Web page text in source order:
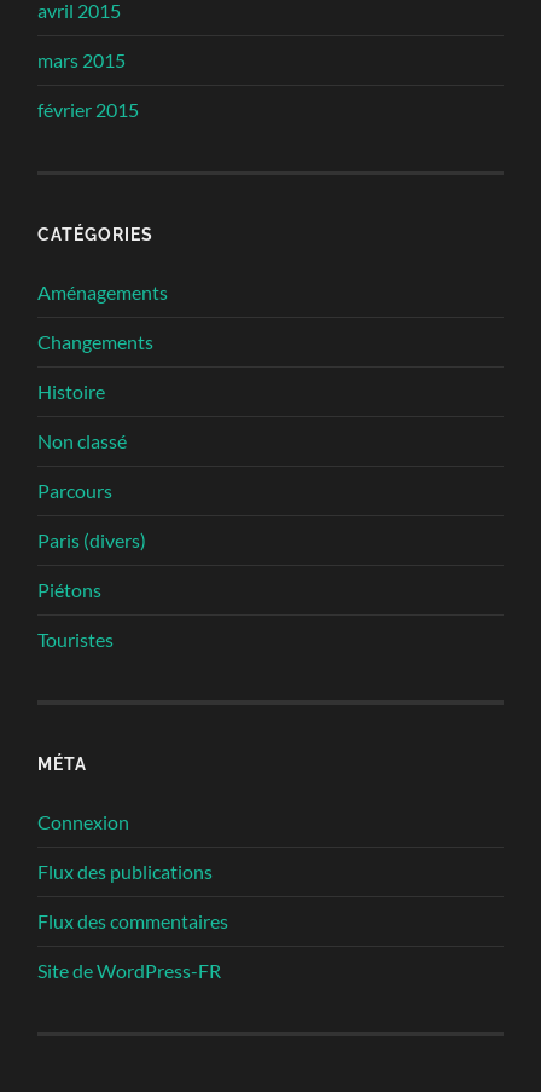
avril 2015
mars 2015
février 2015
CATÉGORIES
Aménagements
Changements
Histoire
Non classé
Parcours
Paris (divers)
Piétons
Touristes
MÉTA
Connexion
Flux des publications
Flux des commentaires
Site de WordPress-FR